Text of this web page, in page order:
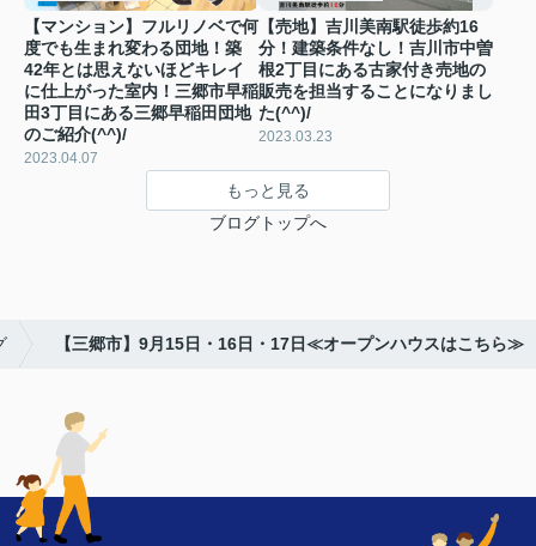
【マンション】フルリノベで何
度でも生まれ変わる団地！築
42年とは思えないほどキレイ
に仕上がった室内！三郷市早稲
田3丁目にある三郷早稲田団地
のご紹介(^^)/
2023.04.07
【売地】吉川美南駅徒歩約16
分！建築条件なし！吉川市中曽
根2丁目にある古家付き売地の
販売を担当することになりまし
た(^^)/
2023.03.23
もっと見る
ブログトップへ
【三郷市】9月15日・16日・17日≪オープンハウスはこちら≫